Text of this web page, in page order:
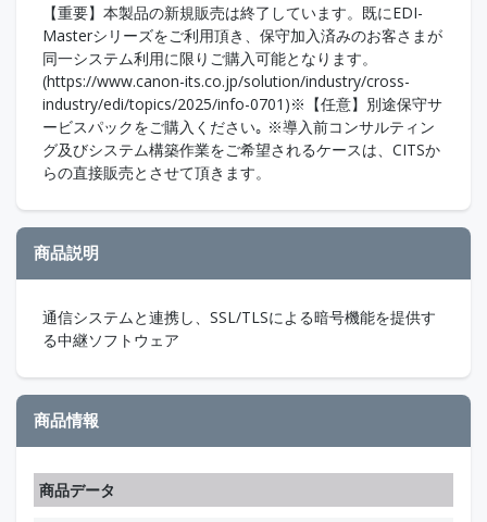
【重要】本製品の新規販売は終了しています。既にEDI-
Masterシリーズをご利用頂き、保守加入済みのお客さまが
同一システム利用に限りご購入可能となります。
(https://www.canon-its.co.jp/solution/industry/cross-
industry/edi/topics/2025/info-0701)※【任意】別途保守サ
ービスパックをご購入ください｡ ※導入前コンサルティン
グ及びシステム構築作業をご希望されるケースは、CITSか
らの直接販売とさせて頂きます。
商品説明
通信システムと連携し、SSL/TLSによる暗号機能を提供す
る中継ソフトウェア
商品情報
商品データ